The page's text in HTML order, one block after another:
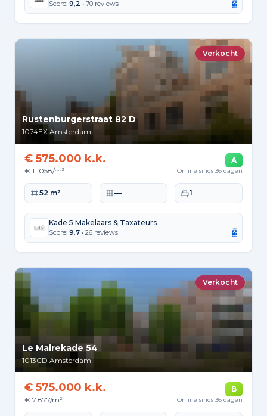
Score: 9,2 • 70 reviews
Verkocht
Rustenburgerstraat 82 D
1074EX Amsterdam
€ 575.000 k.k.
€ 11.058/m²
A
Online sinds 36 dagen
Woonoppervlakte
52 m² Perceeloppervlakte
— Slaapkamers
1
Kade 5 Makelaars & Taxateurs
Score: 9,7 • 26 reviews
Verkocht
Le Mairekade 54
1013CD Amsterdam
€ 575.000 k.k.
€ 7.877/m²
B
Online sinds 36 dagen